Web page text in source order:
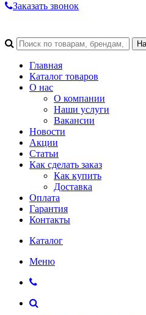
Заказать звонок
Главная
Каталог товаров
О нас
О компании
Наши услуги
Вакансии
Новости
Акции
Статьи
Как сделать заказ
Как купить
Доставка
Оплата
Гарантия
Контакты
Каталог
Меню